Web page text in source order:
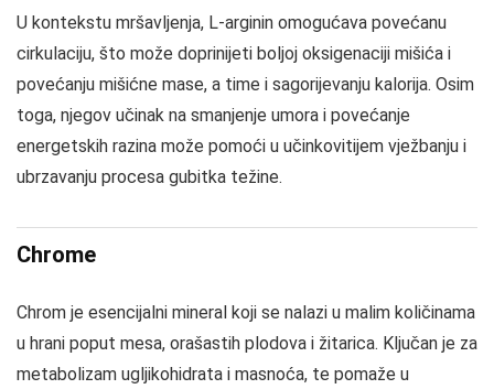
U kontekstu mršavljenja, L-arginin omogućava povećanu
cirkulaciju, što može doprinijeti boljoj oksigenaciji mišića i
povećanju mišićne mase, a time i sagorijevanju kalorija. Osim
toga, njegov učinak na smanjenje umora i povećanje
energetskih razina može pomoći u učinkovitijem vježbanju i
ubrzavanju procesa gubitka težine.
Chrome
Chrom je esencijalni mineral koji se nalazi u malim količinama
u hrani poput mesa, orašastih plodova i žitarica. Ključan je za
metabolizam ugljikohidrata i masnoća, te pomaže u